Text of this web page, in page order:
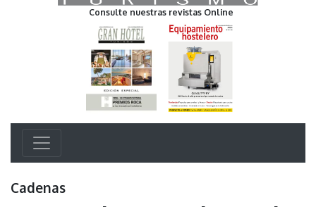
Consulte nuestras revistas Online
Cadenas